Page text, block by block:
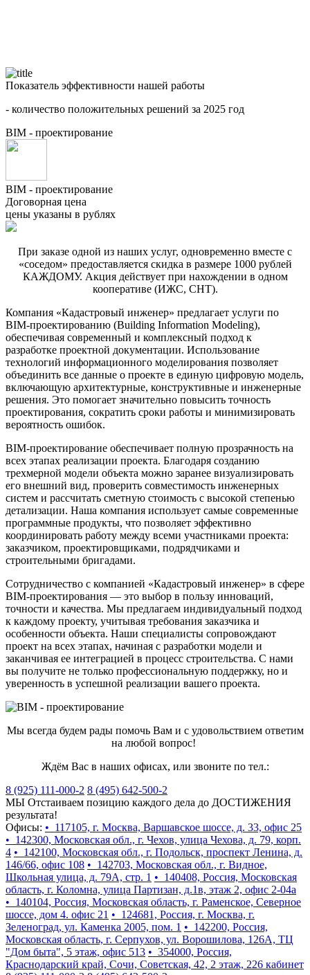
Показатель эффективности нашей работы
- количество положительных решений за 2025 год
BIM - проектирование
BIM - проектирование
Договорная цена
цены указаны в рублях
При заказе одной из наших услуг, одновременно вместе с
«соседом» предоставляется скидка в размере 1000 рублей
КАЖДОМУ. Акция действует при нахождении в одном
кооперативе (ИЖС, СНТ).
Компания «Кадастровый инженер» предлагает услуги по
BIM-проектированию (Building Information Modeling),
обеспечивая современный и комплексный подход к
разработке проектной документации. Использование
технологий информационного моделирования позволяет
объединить все данные о проекте в единую цифровую модель,
включающую архитектурные, конструктивные и инженерные
решения. Это помогает значительно повысить точность
проектирования, сократить сроки работы и минимизировать
вероятность ошибок.
BIM-проектирование обеспечивает полную прозрачность на
всех этапах реализации проекта. Благодаря созданию
трехмерной модели объекта можно заранее визуализировать
его внешний вид, проверить совместимость инженерных
систем и рассчитать сметную стоимость с высокой степенью
детализации. Наша компания использует самые современные
программные продукты, что позволяет эффективно
координировать работу между всеми участниками проекта:
заказчиком, проектировщиками, подрядчиками и
строительными бригадами.
Сотрудничество с компанией «Кадастровый инженер» в сфере
BIM-проектирования — это выбор в пользу инноваций,
точности и качества. Мы предлагаем индивидуальный подход
к каждому проекту, учитывая требования заказчика и
особенности объекта. Наши специалисты сопровождают
проект на всех этапах, начиная с разработки модели и
заканчивая ее интеграцией в процесс строительства. С нами
вы получите не только профессиональную поддержку, но и
уверенность в успешной реализации вашего проекта.
Мы всегда будем рады помочь Вам и с удовольствием ответим
на любой вопрос!
Ждём Вас в наших офисах, или звоните по тел.:
8 (925) 111-000-2 8 (495) 642-500-2
МЫ Отстаиваем позицию каждого дела до ДОСТИЖЕНИЯ
результата!
Офисы: • 117105, г. Москва, Варшавское шоссе, д. 33, офис 25
• 142300, Московская обл., г. Чехов, улица Чехова, д. 79, корп.
4 • 142100, Московская обл., г. Подольск, проспект Ленина, д.
146/66, офис 108 • 142703, Московская обл., г. Видное,
Школьная улица, д. 79А, стр. 1 • 140408, Россия, Московская
область, г. Коломна, улица Партизан, д.1в, этаж 2, офис 2-04а
• 140104, Россия, Московская область, г. Раменское, Северное
шоссе, дом 4. офис 21 • 124681, Россия, г. Москва, г.
Зеленоград, ул. Каменка 2005, пом. 1 • 142200, Россия,
Московская область, г. Серпухов, ул. Ворошилова, 126А, ТЦ
"Дом быта", 5 этаж, офис 513 • 354000, Россия,
Краснодарский край, Сочи, Советская, 42, 2 этаж, 226 кабинет